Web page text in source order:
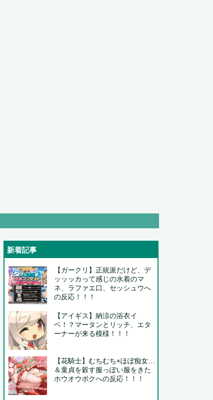
新着記事
【ガークリ】正統派だけど、デ
ッッッカって感じの水着のマ
ネ、ラファエ口、セッシュウへ
の反応！！！
【アイギス】納涼の浴衣イ
ベ！？マータンとリッチ、エタ
ーナーが来る模様！！！
【花騎士】むちむち×ほぼ痴女…
＆童貞を穀す服っぽい服をきた
ホウオウボクへの反応！！！